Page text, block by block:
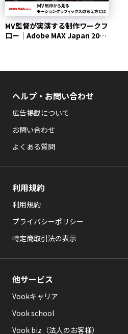
MV監督が実演する制作ワークフ
ロー｜Adobe MAX Japan 2023
ヘルプ・お問い合わせ
広告掲載について
お問い合わせ
よくある質問
利用規約
利用規約
プライバシーポリシー
特定商取引法の表示
他サービス
Vookキャリア
Vook school
Vook biz（法人のお客様）